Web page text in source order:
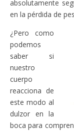
absolutamente
en la pérdida de
¿Pero como
podemos
saber si
nuestro
cuerpo
reacciona de
este modo al
dulzor en la
boca para